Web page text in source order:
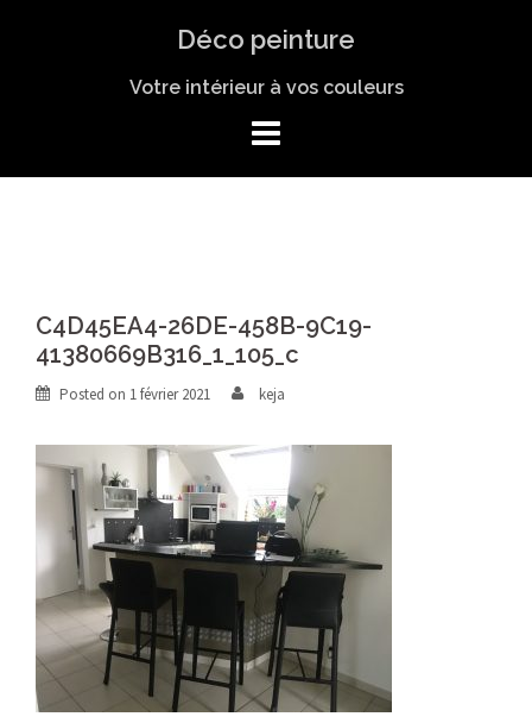
Déco peinture
Votre intérieur à vos couleurs
C4D45EA4-26DE-458B-9C19-
41380669B316_1_105_c
Posted on 1 février 2021 keja